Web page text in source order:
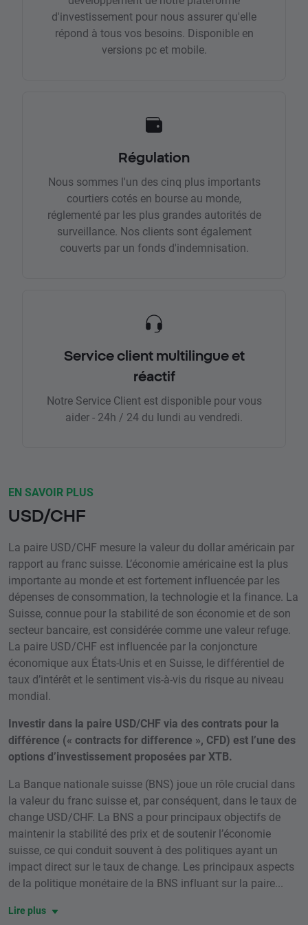
d'investissement pour nous assurer qu'elle
répond à tous vos besoins. Disponible en
versions pc et mobile.
Régulation
Nous sommes l'un des cinq plus importants
courtiers cotés en bourse au monde,
réglementé par les plus grandes autorités de
surveillance. Nos clients sont également
couverts par un fonds d'indemnisation.
Service client multilingue et
réactif
Notre Service Client est disponible pour vous
aider - 24h / 24 du lundi au vendredi.
EN SAVOIR PLUS
USD/CHF
La paire USD/CHF mesure la valeur du dollar américain par
rapport au franc suisse. L’économie américaine est la plus
importante au monde et est fortement influencée par les
dépenses de consommation, la technologie et la finance. La
Suisse, connue pour la stabilité de son économie et de son
secteur bancaire, est considérée comme une valeur refuge.
La paire USD/CHF est influencée par la conjoncture
économique aux États-Unis et en Suisse, le différentiel de
taux d’intérêt et le sentiment vis-à-vis du risque au niveau
mondial.
Investir dans la paire USD/CHF via des contrats pour la
différence (« contracts for difference », CFD) est l’une des
options d’investissement proposées par XTB.
La Banque nationale suisse (BNS) joue un rôle crucial dans
la valeur du franc suisse et, par conséquent, dans le taux de
change USD/CHF. La BNS a pour principaux objectifs de
maintenir la stabilité des prix et de soutenir l’économie
suisse, ce qui conduit souvent à des politiques ayant un
impact direct sur le taux de change. Les principaux aspects
de la politique monétaire de la BNS influant sur la paire...
Lire plus